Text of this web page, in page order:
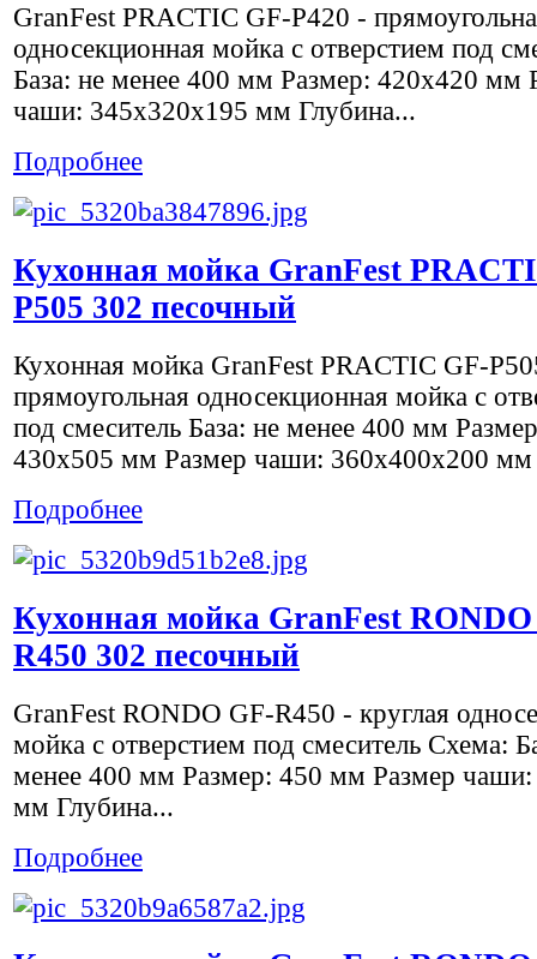
GranFest PRACTIC GF-P420 -
односекционная мойка с отверстием под
База: не менее 400 мм Размер: 420х420 мм
чаши: 345х320х195 мм Глубина...
Подробнее
Кухонная мойка GranFest
P505 302 песочный
Кухонная мойка GranFest PRACTIC GF-
прямоугольная односекционная мойка с
под смеситель База: не менее 400 мм
430х505 мм Размер чаши: 360х400х200 мм
Подробнее
Кухонная мойка GranFest
R450 302 песочный
GranFest RONDO GF-R450 - круглая
мойка с отверстием под смеситель Схема:
менее 400 мм Размер: 450 мм Размер
мм Глубина...
Подробнее